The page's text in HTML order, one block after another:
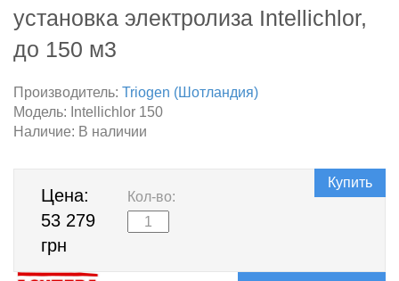
установка электролиза Intellichlor,
до 150 м3
Производитель: Triogen (Шотландия)
Модель: Intellichlor 150
Наличие: В наличии
Цена:
53 279
грн
Кол-во:
Купить